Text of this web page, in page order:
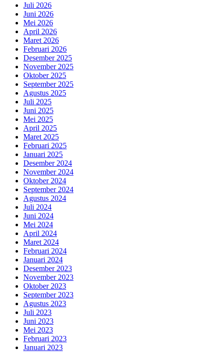
Juli 2026
Juni 2026
Mei 2026
April 2026
Maret 2026
Februari 2026
Desember 2025
November 2025
Oktober 2025
September 2025
Agustus 2025
Juli 2025
Juni 2025
Mei 2025
April 2025
Maret 2025
Februari 2025
Januari 2025
Desember 2024
November 2024
Oktober 2024
September 2024
Agustus 2024
Juli 2024
Juni 2024
Mei 2024
April 2024
Maret 2024
Februari 2024
Januari 2024
Desember 2023
November 2023
Oktober 2023
September 2023
Agustus 2023
Juli 2023
Juni 2023
Mei 2023
Februari 2023
Januari 2023